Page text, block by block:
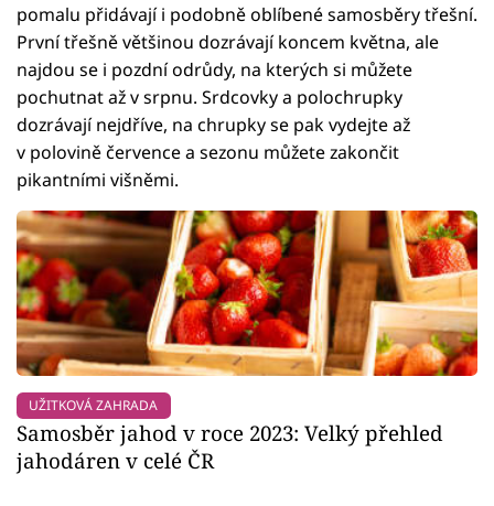
pomalu přidávají i podobně oblíbené samosběry třešní.
První třešně většinou dozrávají koncem května, ale
najdou se i pozdní odrůdy, na kterých si můžete
pochutnat až v srpnu. Srdcovky a polochrupky
dozrávají nejdříve, na chrupky se pak vydejte až
v polovině července a sezonu můžete zakončit
pikantními višněmi.
UŽITKOVÁ ZAHRADA
Samosběr jahod v roce 2023: Velký přehled
jahodáren v celé ČR